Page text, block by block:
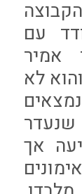
עם
אמיר
לא
שנעדר
אך